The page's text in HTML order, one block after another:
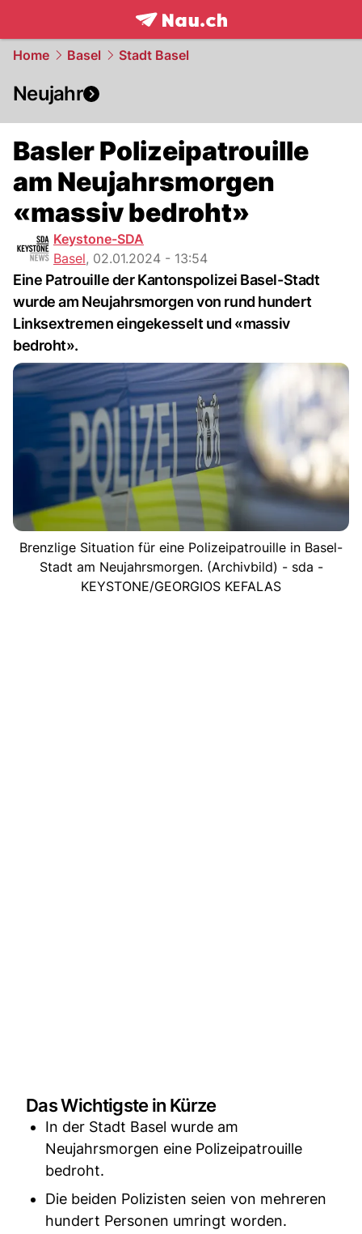
frontpage.NAU.ch
Home Basel Stadt Basel
Neujahr
Basler Polizeipatrouille
am Neujahrsmorgen
«massiv bedroht»
Keystone-SDA
Basel, 02.01.2024 - 13:54
Eine Patrouille der Kantonspolizei Basel-Stadt
wurde am Neujahrsmorgen von rund hundert
Linksextremen eingekesselt und «massiv
bedroht».
Brenzlige Situation für eine Polizeipatrouille in Basel-
Stadt am Neujahrsmorgen. (Archivbild) - sda -
KEYSTONE/GEORGIOS KEFALAS
Das Wichtigste in Kürze
In der Stadt Basel wurde am
Neujahrsmorgen eine Polizeipatrouille
bedroht.
Die beiden Polizisten seien von mehreren
hundert Personen umringt worden.